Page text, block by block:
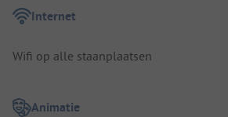
Internet
Wifi op alle staanplaatsen
Animatie